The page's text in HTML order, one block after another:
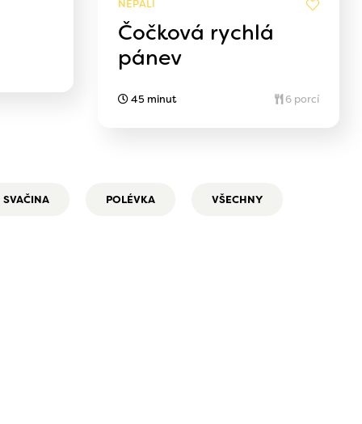
NEPÁLÍ
Čočková rychlá
pánev
45 minut 6 porcí
SVAČINA POLÉVKA VŠECHNY